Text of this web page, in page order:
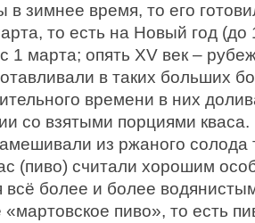
в зимнее время, то его
то есть на Новый год (до
1 марта; опять XV век –
в таких больших
времени в них
со взятыми порциями
из ржаного
(пиво) считали хорошим
всё более и более
пиво», то есть